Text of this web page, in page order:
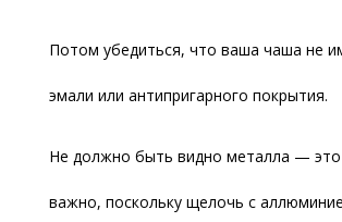
Потом убедиться, что ваша чаша не
эмали или антипригарного покрытия.
Не должно быть видно металла —
важно, поскольку щелочь с